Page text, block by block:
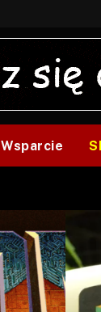
Wsparcie